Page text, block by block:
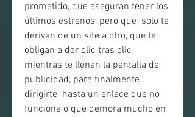
prometido, que aseguran tener los
últimos estrenos, pero que  solo te
derivan de un site a otro, que te
obligan a dar clic tras clic
mientras te llenan la pantalla de
publicidad, para finalmente
dirigirte  hasta un enlace que no
funciona o que demora mucho en